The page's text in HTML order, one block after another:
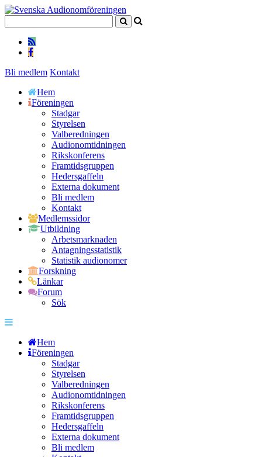
Bli medlem Kontakt
Hem
Föreningen
Stadgar
Styrelsen
Valberedningen
Audionomtidningen
Rikskonferens
Framtidsgruppen
Hedersgaffeln
Externa dokument
Bli medlem
Kontakt
Medlemssidor
Utbildning
Arbetsmarknaden
Antagningsstatistik
Statistik audionomer
Forskning
Länkar
Forum
Sök
Hem
Föreningen
Stadgar
Styrelsen
Valberedningen
Audionomtidningen
Rikskonferens
Framtidsgruppen
Hedersgaffeln
Externa dokument
Bli medlem